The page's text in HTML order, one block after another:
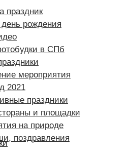
праздник
рождения
в СПб
мероприятия
2021
праздники
и площадки
на природе
поздравления